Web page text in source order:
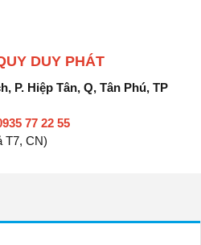
DUY PHÁT
P. Hiệp Tân, Q, Tân Phú, TP
77 22 55
T7, CN)